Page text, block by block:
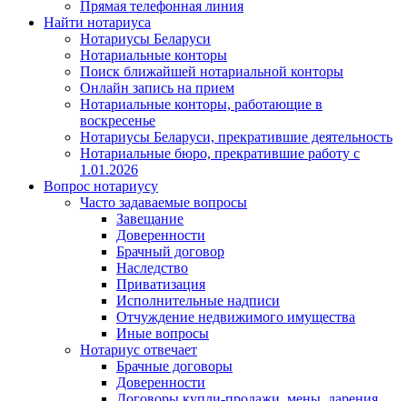
Прямая телефонная линия
Найти нотариуса
Нотариусы Беларуси
Нотариальные конторы
Поиск ближайшей нотариальной конторы
Онлайн запись на прием
Нотариальные конторы, работающие в
воскресенье
Нотариусы Беларуси, прекратившие деятельность
Нотариальные бюро, прекратившие работу с
1.01.2026
Вопрос нотариусу
Часто задаваемые вопросы
Завещание
Доверенности
Брачный договор
Наследство
Приватизация
Исполнительные надписи
Отчуждение недвижимого имущества
Иные вопросы
Нотариус отвечает
Брачные договоры
Доверенности